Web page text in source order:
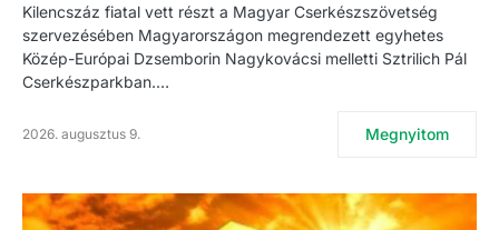
Kilencszáz fiatal vett részt a Magyar Cserkészszövetség
szervezésében Magyarországon megrendezett egyhetes
Közép-Európai Dzsemborin Nagykovácsi melletti Sztrilich Pál
Cserkészparkban.…
2026. augusztus 9. Megnyitom